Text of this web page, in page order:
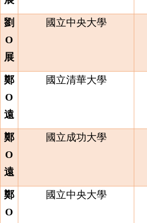
劉
O
展
國立中央大學
鄭
O
遠
國立清華大學
鄭
O
遠
國立成功大學
鄭
O
國立中央大學